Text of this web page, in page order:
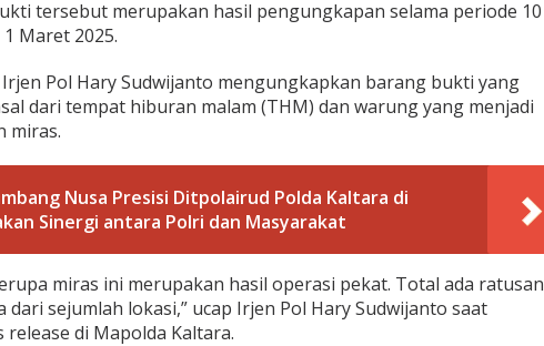
tersebut merupakan hasil pengungkapan selama periode 10
Maret 2025.
Pol Hary Sudwijanto mengungkapkan barang bukti yang
dari tempat hiburan malam (THM) dan warung yang menjadi
miras.
Nusa Presisi Ditpolairud Polda Kaltara di
Sinergi antara Polri dan Masyarakat
miras ini merupakan hasil operasi pekat. Total ada ratusan
dari sejumlah lokasi,” ucap Irjen Pol Hary Sudwijanto saat
release di Mapolda Kaltara.